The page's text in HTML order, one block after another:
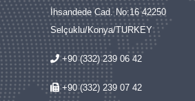
İhsandede Cad. No:16 42250
Selçuklu/Konya/TURKEY
+90 (332) 239 06 42
+90 (332) 239 07 42